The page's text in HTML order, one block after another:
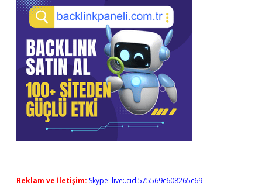
Reklam ve İletişim: Skype: live:.cid.575569c608265c69